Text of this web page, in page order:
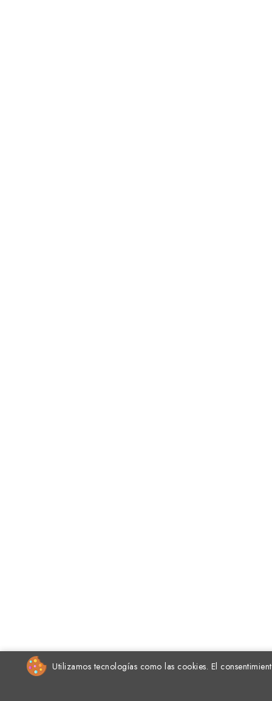
Utilizamos tecnologías como las cookies. El